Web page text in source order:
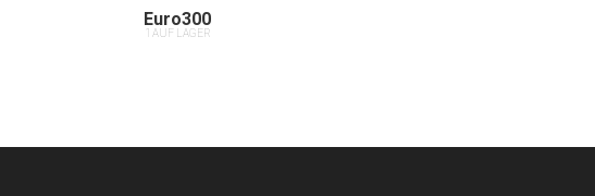
Euro300
1 AUF LAGER